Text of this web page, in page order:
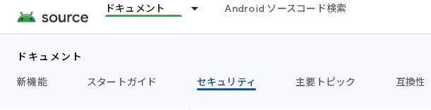
ドキュメント Android ソースコード検索
ドキュメント
新機能
スタートガイド セキュリティ 主要トピック 互換性